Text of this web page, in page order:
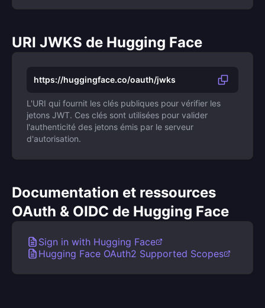
URI JWKS de Hugging Face
https://huggingface.co/oauth/jwks
L'URI qui fournit les clés publiques pour vérifier les
jetons JWT. Ces clés sont utilisées pour valider
l'authenticité des jetons émis par le serveur
d'autorisation.
Documentation et ressources
OAuth & OIDC de Hugging Face
Sign in with Hugging Face
Hugging Face OAuth2 Supported Scopes